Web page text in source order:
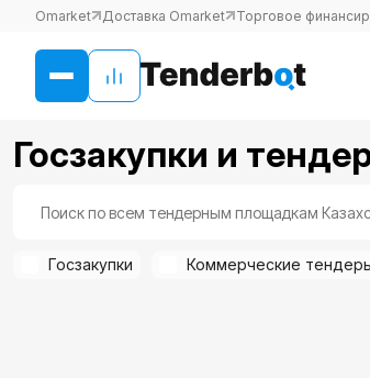
Omarket Доставка Omarket Торговое
Госзакупки и
Госзакупки Коммерческие